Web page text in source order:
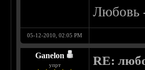
Любовь
05-12-2010, 02:05 PM
Ganelon
упрт RE: